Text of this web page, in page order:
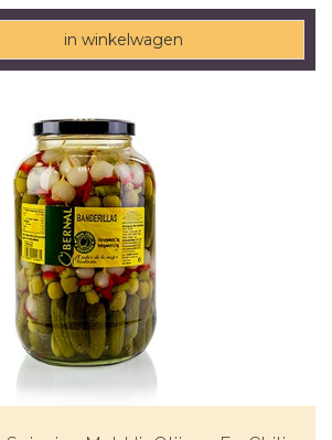
in winkelwagen